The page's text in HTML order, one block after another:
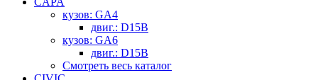
кузов: GA4
двиг.: D15B
кузов: GA6
двиг.: D15B
Смотреть весь каталог